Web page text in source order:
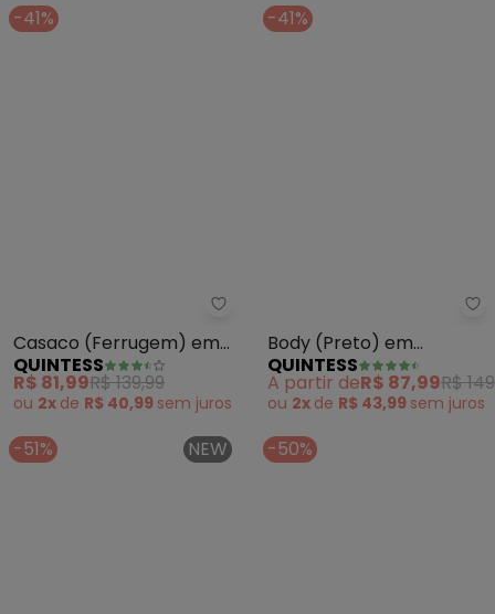
-41%
Casaco (Ferrugem) em
Moletinho
QUINTESS
R$ 81,99R$ 139,99
ou 2x de R$ 40,99 semjuros
-41%
Body (Preto) em
Moletom Peluciado
QUINTESS
A partir deR$ 87,99R$
ou 2x de R$ 43,99 semjuros
-51% NEW -50%